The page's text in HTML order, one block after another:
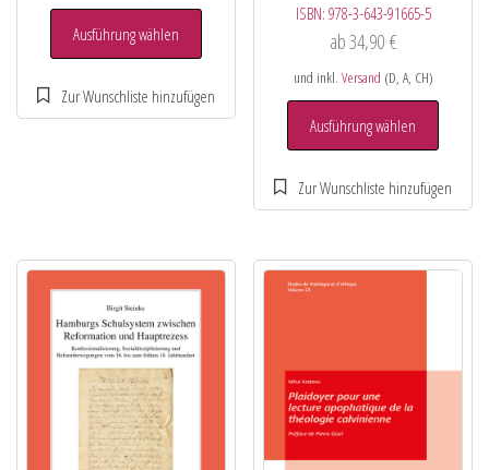
Ausführung wählen
ISBN: 978-3-643-91665-5
ab34,90 €
und inkl. Versand (D, A, CH)
Ausführung wählen